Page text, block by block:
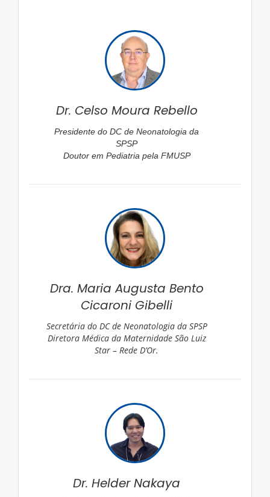
Dr. Celso Moura Rebello
Presidente do DC de Neonatologia da
SPSP
Doutor em Pediatria pela FMUSP
Dra. Maria Augusta Bento
Cicaroni Gibelli
Secretária do DC de Neonatologia da SPSP
Diretora Médica da Maternidade São Luiz
Star – Rede D’Or.
Dr. Helder Nakaya